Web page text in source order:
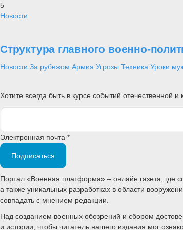
5
Новости
Структура главного военно-
Новости За рубежом Армия Угрозы Техника Уроки
Хотите всегда быть в курсе событий
Электронная почта *
Подписаться
Портал «Военная платформа» – онлайн газета, где
а также уникальных разработках в области
совпадать с мнением редакции.
Над созданием военных обозрений и сбором
и истории, чтобы читатель нашего издания мог